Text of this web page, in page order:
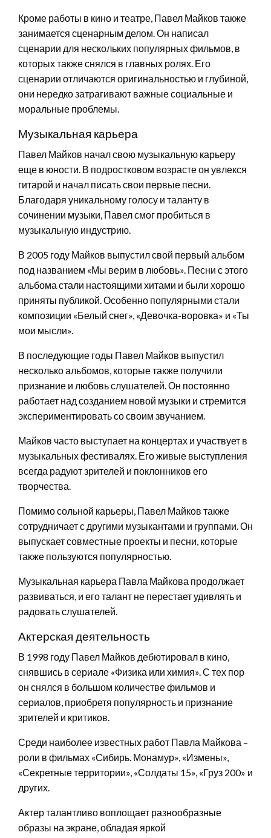
Кроме работы в кино и театре, Павел Майков также
занимается сценарным делом. Он написал
сценарии для нескольких популярных фильмов, в
которых также снялся в главных ролях. Его
сценарии отличаются оригинальностью и глубиной,
они нередко затрагивают важные социальные и
моральные проблемы.
Музыкальная карьера
Павел Майков начал свою музыкальную карьеру
еще в юности. В подростковом возрасте он увлекся
гитарой и начал писать свои первые песни.
Благодаря уникальному голосу и таланту в
сочинении музыки, Павел смог пробиться в
музыкальную индустрию.
В 2005 году Майков выпустил свой первый альбом
под названием «Мы верим в любовь». Песни с этого
альбома стали настоящими хитами и были хорошо
приняты публикой. Особенно популярными стали
композиции «Белый снег», «Девочка-воровка» и «Ты
мои мысли».
В последующие годы Павел Майков выпустил
несколько альбомов, которые также получили
признание и любовь слушателей. Он постоянно
работает над созданием новой музыки и стремится
экспериментировать со своим звучанием.
Майков часто выступает на концертах и участвует в
музыкальных фестивалях. Его живые выступления
всегда радуют зрителей и поклонников его
творчества.
Помимо сольной карьеры, Павел Майков также
сотрудничает с другими музыкантами и группами. Он
выпускает совместные проекты и песни, которые
также пользуются популярностью.
Музыкальная карьера Павла Майкова продолжает
развиваться, и его талант не перестает удивлять и
радовать слушателей.
Актерская деятельность
В 1998 году Павел Майков дебютировал в кино,
снявшись в сериале «Физика или химия». С тех пор
он снялся в большом количестве фильмов и
сериалов, приобретя популярность и признание
зрителей и критиков.
Среди наиболее известных работ Павла Майкова –
роли в фильмах «Сибирь. Монамур», «Измены»,
«Секретные территории», «Солдаты 15», «Груз 200» и
других.
Актер талантливо воплощает разнообразные
образы на экране, обладая яркой